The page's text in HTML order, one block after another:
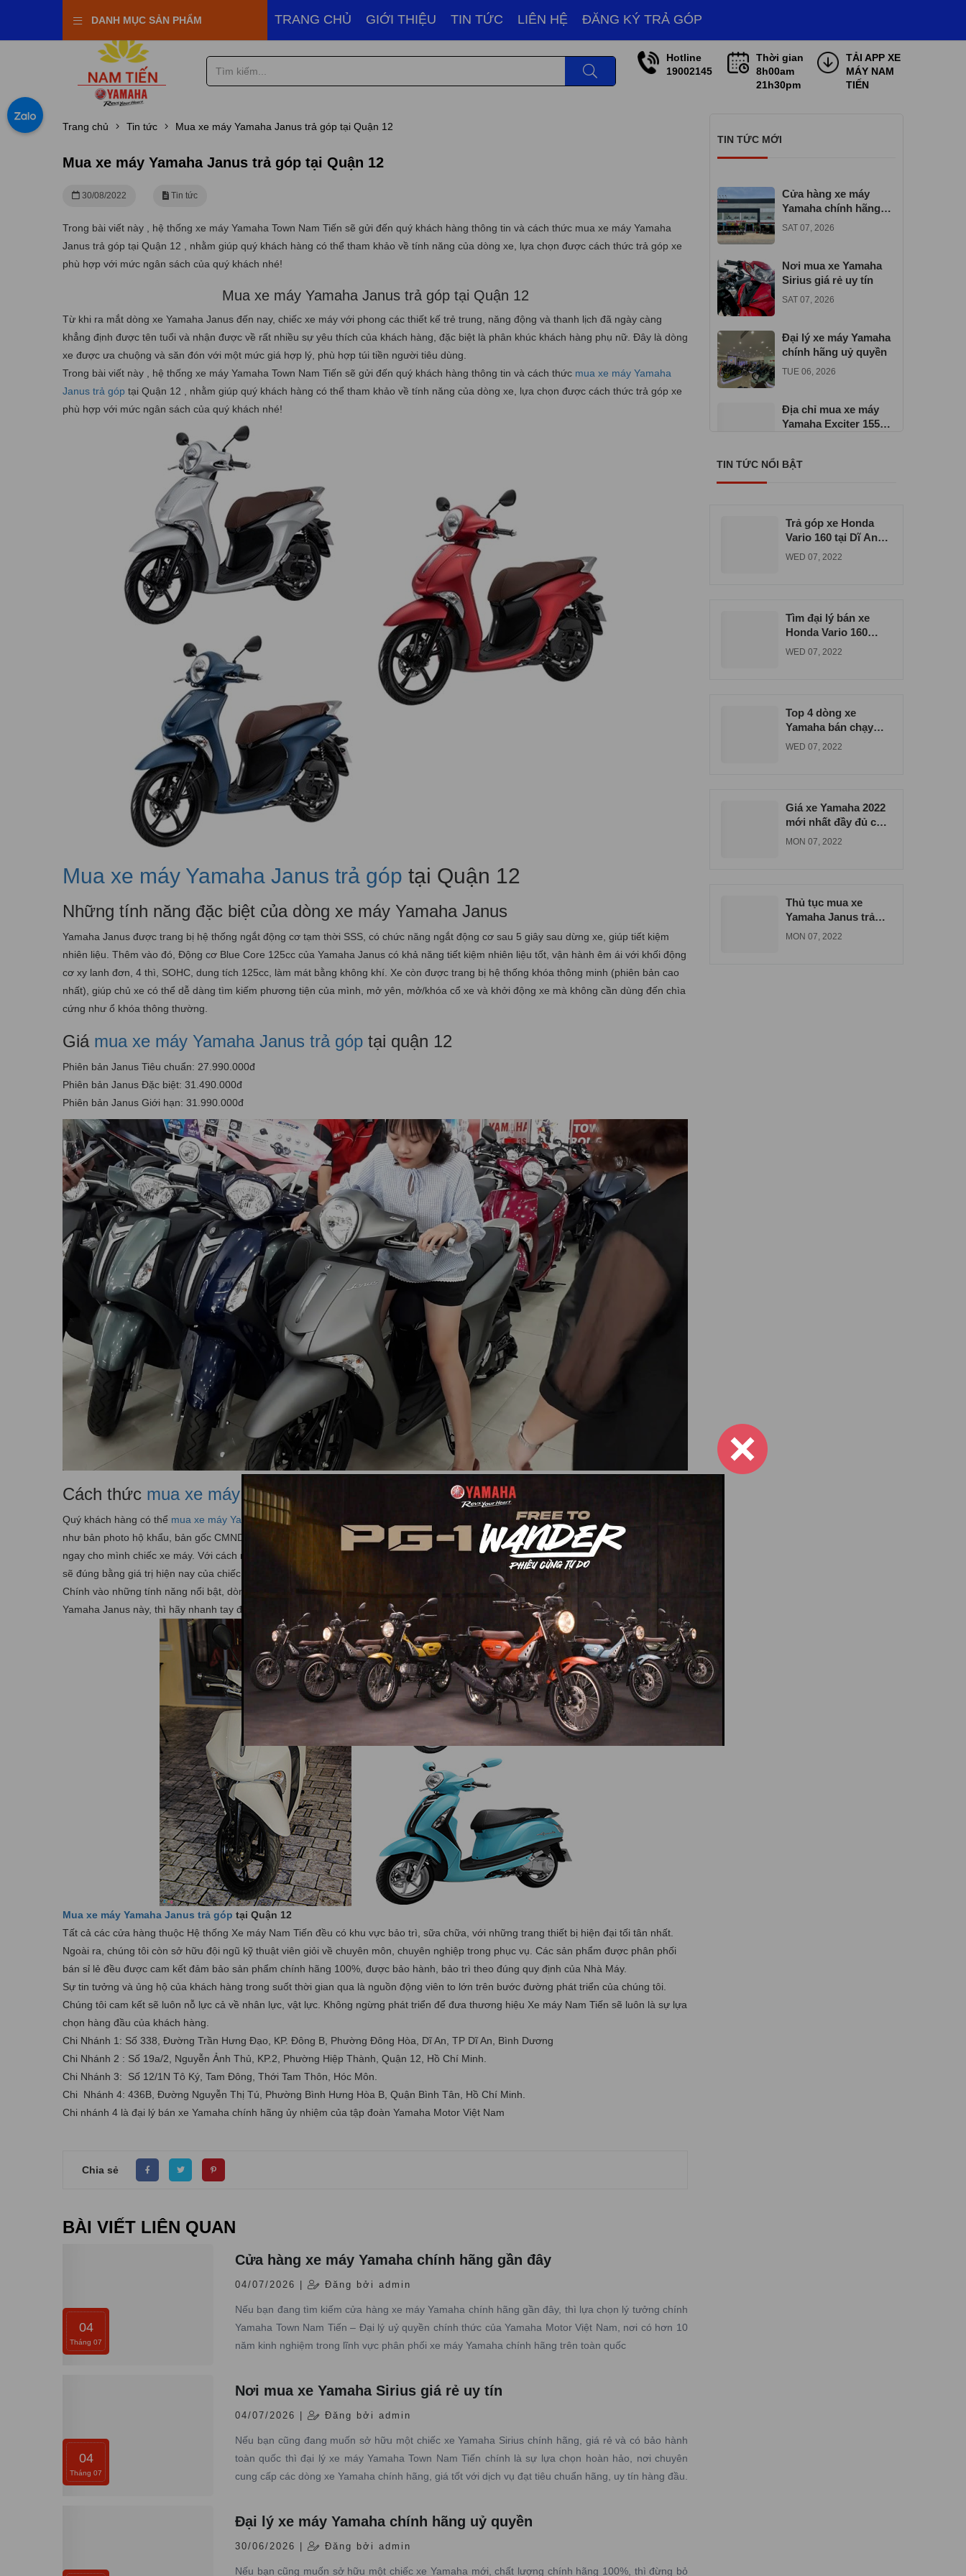
Nam Tiến
Hotline
19002145
Thời gian
8h00am
21h30pm
TẢI APP XE
MÁY NAM
TIẾN
DANH MỤC SẢN PHẨM TRANG CHỦ GIỚI THIỆU TIN TỨC LIÊN HỆ ĐĂNG KÝ TRẢ GÓP
Trang chủ Tin tức Mua xe máy Yamaha Janus trả góp tại Quận 12
Mua xe máy Yamaha Janus trả góp tại Quận 12
30/08/2022 Tin tức
Trong bài viết này , hệ thống xe máy Yamaha Town Nam Tiến sẽ gửi đến quý khách hàng thông tin và cách thức mua xe máy Yamaha
Janus trả góp tại Quận 12 , nhằm giúp quý khách hàng có thể tham khảo về tính năng của dòng xe, lựa chọn được cách thức trả góp xe
phù hợp với mức ngân sách của quý khách nhé!
Mua xe máy Yamaha Janus trả góp tại Quận 12
Từ khi ra mắt dòng xe Yamaha Janus đến nay, chiếc xe máy với phong các thiết kế trẻ trung, năng động và thanh lịch đã ngày càng
khẳng định được tên tuổi và nhận được về rất nhiều sự yêu thích của khách hàng, đặc biệt là phân khúc khách hàng phụ nữ. Đây là dòng
xe được ưa chuộng và săn đón với một mức giá hợp lý, phù hợp túi tiền người tiêu dùng.
Trong bài viết này , hệ thống xe máy Yamaha Town Nam Tiến sẽ gửi đến quý khách hàng thông tin và cách thức mua xe máy Yamaha
Janus trả góp tại Quận 12 , nhằm giúp quý khách hàng có thể tham khảo về tính năng của dòng xe, lựa chọn được cách thức trả góp xe
phù hợp với mức ngân sách của quý khách nhé!
Mua xe máy Yamaha Janus trả góp tại Quận 12
Những tính năng đặc biệt của dòng xe máy Yamaha Janus
Yamaha Janus được trang bị hệ thống ngắt động cơ tạm thời SSS, có chức năng ngắt động cơ sau 5 giây sau dừng xe, giúp tiết kiệm
nhiên liệu. Thêm vào đó, Động cơ Blue Core 125cc của Yamaha Janus có khả năng tiết kiệm nhiên liệu tốt, vận hành êm ái với khối động
cơ xy lanh đơn, 4 thì, SOHC, dung tích 125cc, làm mát bằng không khí. Xe còn được trang bị hệ thống khóa thông minh (phiên bản cao
nhất), giúp chủ xe có thể dễ dàng tìm kiếm phương tiện của mình, mở yên, mở/khóa cổ xe và khởi động xe mà không cần dùng đến chìa
cứng như ổ khóa thông thường.
Giá mua xe máy Yamaha Janus trả góp tại quận 12
Phiên bản Janus Tiêu chuẩn: 27.990.000đ
Phiên bản Janus Đặc biệt: 31.490.000đ
Phiên bản Janus Giới hạn: 31.990.000đ
Cách thức mua xe máy Yamaha Janus trả góp tại quận 12
Quý khách hàng có thể mua xe máy Yamaha Janus trả góp
tại quận 12 mà không cần chứng minh thu nhập. Chỉ cần giấy tờ tùy thân
như bản photo hộ khẩu, bản gốc CMND và chi trả 1 khoản trả trước: 40% đến 70% giá trị chiếc xe. Quý khách hàng đã có thể sở hữu
ngay cho mình chiếc xe máy. Với cách mua xe trả góp bằng thẻ tín dụng bạn sẽ được trả góp với 0% lãi suất. Số tiền trả góp mỗi tháng
sẽ đúng bằng giá trị hiện nay của chiếc xe chia cho kỳ hạn trả góp.
Chính vào những tính năng nổi bật, dòng xe đã thu hút rất nhiều khách hàng lựa chọn, nếu bạn cũng là một tín đồ của dòng xe máy
Yamaha Janus này, thì hãy nhanh tay đăng ký mua trả góp sớm nhất tại đây để được nhận nhiều ưu đãi nhé!
Mua xe máy Yamaha Janus trả góp tại Quận 12
Tất cả các cửa hàng thuộc Hệ thống Xe máy Nam Tiến đều có khu vực bảo trì, sữa chữa, với những trang thiết bị hiện đại tối tân nhất.
Ngoài ra, chúng tôi còn sở hữu đội ngũ kỹ thuật viên giỏi về chuyên môn, chuyên nghiệp trong phục vụ. Các sản phẩm được phân phối
bán sỉ lẻ đều được cam kết đảm bảo sản phẩm chính hãng 100%, được bảo hành, bảo trì theo đúng quy định của Nhà Máy.
Sự tin tưởng và ủng hộ của khách hàng trong suốt thời gian qua là nguồn động viên to lớn trên bước đường phát triển của chúng tôi.
Chúng tôi cam kết sẽ luôn nỗ lực cả về nhân lực, vật lực. Không ngừng phát triển để đưa thương hiệu Xe máy Nam Tiến sẽ luôn là sự lựa
chọn hàng đầu của khách hàng.
Chi Nhánh 1: Số 338, Đường Trần Hưng Đạo, KP. Đông B, Phường Đông Hòa, Dĩ An, TP Dĩ An, Bình Dương
Chi Nhánh 2 : Số 19a/2, Nguyễn Ảnh Thủ, KP.2, Phường Hiệp Thành, Quận 12, Hồ Chí Minh.
Chi Nhánh 3: Số 12/1N Tô Ký, Tam Đông, Thới Tam Thôn, Hóc Môn.
Chi Nhánh 4: 436B, Đường Nguyễn Thị Tú, Phường Bình Hưng Hòa B, Quận Bình Tân, Hồ Chí Minh.
Chi nhánh 4 là đại lý bán xe Yamaha chính hãng ủy nhiệm của tập đoàn Yamaha Motor Việt Nam
Chia sẻ
BÀI VIẾT LIÊN QUAN
04
Tháng 07
Cửa hàng xe máy Yamaha chính hãng gần đây
04/07/2026 | Đăng bởi admin
Nếu bạn đang tìm kiếm cửa hàng xe máy Yamaha chính hãng gần đây, thì lựa chọn lý tưởng chính
Yamaha Town Nam Tiến – Đại lý uỷ quyền chính thức của Yamaha Motor Việt Nam, nơi có hơn 10
năm kinh nghiệm trong lĩnh vực phân phối xe máy Yamaha chính hãng trên toàn quốc
04
Tháng 07
Nơi mua xe Yamaha Sirius giá rẻ uy tín
04/07/2026 | Đăng bởi admin
Nếu bạn cũng đang muốn sở hữu một chiếc xe Yamaha Sirius chính hãng, giá rẻ và có bảo hành
toàn quốc thì đại lý xe máy Yamaha Town Nam Tiến chính là sự lựa chọn hoàn hảo, nơi chuyên
cung cấp các dòng xe Yamaha chính hãng, giá tốt với dịch vụ đạt tiêu chuẩn hãng, uy tín hàng đầu.
Đại lý xe máy Yamaha chính hãng uỷ quyền
30/06/2026 | Đăng bởi admin
Nếu bạn cũng muốn sở hữu một chiếc xe Yamaha mới, chất lượng chính hãng 100%, thì đừng bỏ
TIN TỨC MỚI
Cửa hàng xe máy
Yamaha chính hãng
gần đây
SAT 07, 2026
Nơi mua xe Yamaha
Sirius giá rẻ uy tín
SAT 07, 2026
Đại lý xe máy Yamaha
chính hãng uỷ quyền
TUE 06, 2026
Địa chỉ mua xe máy
Yamaha Exciter 155
TIN TỨC NỔI BẬT
Trả góp xe Honda
Vario 160 tại Dĩ An
uy tín chất lượng
WED 07, 2022
Tìm đại lý bán xe
Honda Vario 160
đúng giá tại Bình
WED 07, 2022
Top 4 dòng xe
Yamaha bán chạy
nhất tại xe máy Nam
WED 07, 2022
Giá xe Yamaha 2022
mới nhất đầy đủ các
dòng xe
MON 07, 2022
Thủ tục mua xe
Yamaha Janus trả
góp tại Biên Hòa
MON 07, 2022